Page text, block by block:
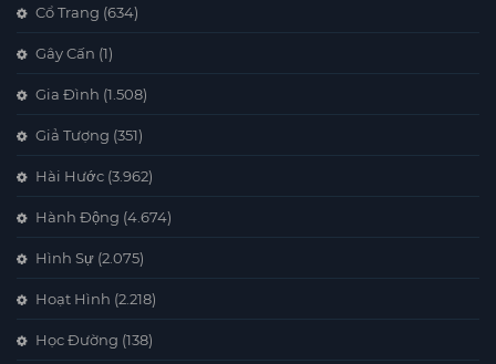
Cổ Trang (634)
Gây Cấn (1)
Gia Đình (1.508)
Giả Tượng (351)
Hài Hước (3.962)
Hành Động (4.674)
Hình Sự (2.075)
Hoạt Hình (2.218)
Học Đường (138)